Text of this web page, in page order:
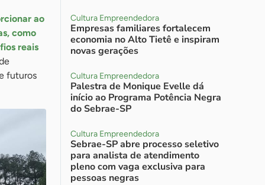
ao
como
reais
futuros
Cultura Empreendedora
Empresas familiares fortalecem
economia no Alto Tietê e inspiram
novas gerações
Cultura Empreendedora
Palestra de Monique Evelle dá
início ao Programa Potência Negra
do Sebrae-SP
Cultura Empreendedora
Sebrae-SP abre processo seletivo
para analista de atendimento
pleno com vaga exclusiva para
pessoas negras